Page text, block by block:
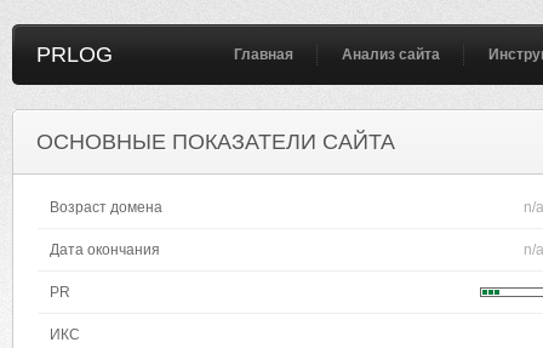
PRLOG Главная Анализ сайта
ОСНОВНЫЕ ПОКАЗАТЕЛИ САЙТА
Возраст домена n/a
Дата окончания n/a
PR
ИКС